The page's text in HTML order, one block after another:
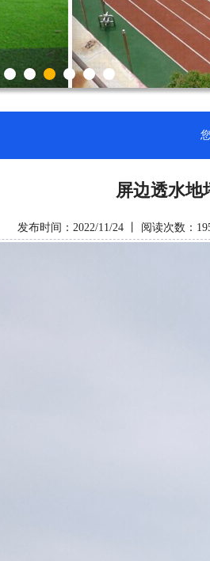
屏边透水地
发布时间：2022/11/24 丨 阅读次数：